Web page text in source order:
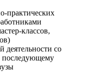
практических
классов,
деятельности со
последующему